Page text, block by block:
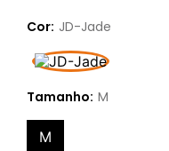
Cor: JD-Jade
Tamanho: M
M